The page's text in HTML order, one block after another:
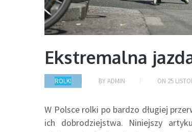
Ekstremalna
ROLKI BY ADMIN ON 25
W Polsce rolki po bardzo długiej
ich dobrodziejstwa. Niniejszy